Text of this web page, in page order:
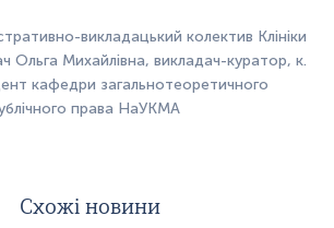
викладацький колектив Клініки
Ольга Михайлівна, викладач-куратор, к.
кафедри загальнотеоретичного
права НаУКМА
Схожі новини